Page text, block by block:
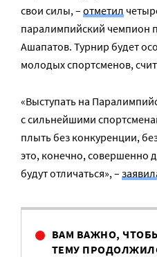
свои силы, – отметил
паралимпийский чемпион
Ашапатов. Турнир будет
молодых спортсменов,
«Выступать на
с сильнейшими
плыть без конкуренции,
это, конечно, совершенно
будут отличаться», –
ВАМ ВАЖНО,
ТЕМУ